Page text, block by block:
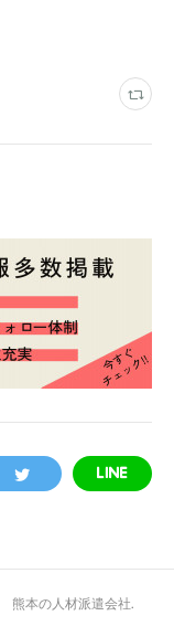
熊本の人材派遣会社.